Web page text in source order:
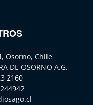
Osorno, Chile
DE OSORNO A.G.
2160